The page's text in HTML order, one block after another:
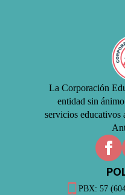
La Corporación
entidad sin
servicios educativos
PBX: 57